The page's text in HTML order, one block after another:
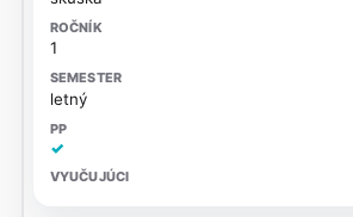
1
letný
✓